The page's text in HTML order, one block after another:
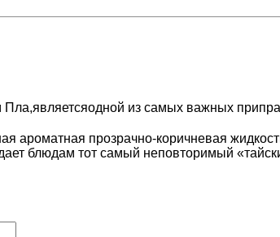
из самых важных
ароматная прозрачно-коричневая
блюдам тот самый неповторимый